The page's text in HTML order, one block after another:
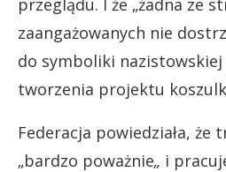
przeglądu. I że „żadna ze
zaangażowanych nie
do symboliki
tworzenia projektu
Federacja powiedziała,
„bardzo poważnie„ i